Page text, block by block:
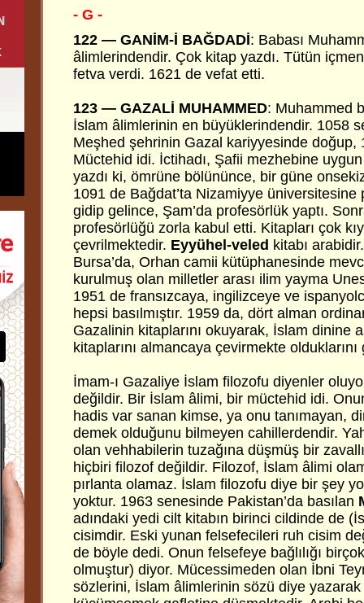
- G -
122 — GANİM-İ BAĞDADİ: Babası
âlimlerindendir. Çok kitap yazdı. Tütün
fetva verdi. 1621 de vefat etti.
123 — GAZALİ MUHAMMED: Muhammed
İslam âlimlerinin en büyüklerindendir. 1058
Meşhed şehrinin Gazal kariyyesinde doğup,
Müctehid idi. İctihadı, Şafii mezhebine
yazdı ki, ömrüne bölününce, bir güne
1091 de Bağdat’ta Nizamiyye
gidip gelince, Şam’da profesörlük yaptı.
profesörlüğü zorla kabul etti. Kitapları çok
çevrilmektedir. Eyyühel-veled kitabı
Bursa’da, Orhan camii kütüphanesinde
kurulmuş olan milletler arası ilim yayma
1951 de fransızcaya, ingilizceye ve
hepsi basılmıştır. 1959 da, dört alman
Gazalinin kitaplarını okuyarak, İslam dinine
kitaplarını almancaya çevirmekte
İmam-ı Gazaliye İslam filozofu diyenler
değildir. Bir İslam âlimi, bir müctehid idi.
hadis var sanan kimse, ya onu tanımayan,
demek olduğunu bilmeyen cahillerdendir.
olan vehhabilerin tuzağına düşmüş bir
hiçbiri filozof değildir. Filozof, İslam âlimi
pırlanta olamaz. İslam filozofu diye bir şey
yoktur. 1963 senesinde Pakistan’da basılan
adındaki yedi cilt kitabın birinci cildinde de
cisimdir. Eski yunan felsefecileri ruh cisim
de böyle dedi. Onun felsefeye bağlılığı
olmuştur) diyor. Mücessimeden olan İbni
sözlerini, İslam âlimlerinin sözü diye